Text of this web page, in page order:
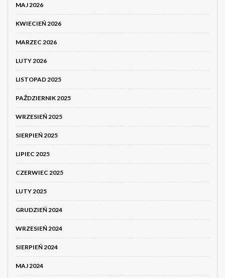
MAJ 2026
KWIECIEŃ 2026
MARZEC 2026
LUTY 2026
LISTOPAD 2025
PAŹDZIERNIK 2025
WRZESIEŃ 2025
SIERPIEŃ 2025
LIPIEC 2025
CZERWIEC 2025
LUTY 2025
GRUDZIEŃ 2024
WRZESIEŃ 2024
SIERPIEŃ 2024
MAJ 2024